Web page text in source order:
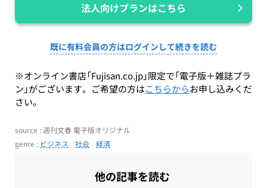
法人向けプランはこちら
既に有料会員の方はログインして続きを読む
※オンライン書店「Fujisan.co.jp」限定で「電子版＋雑誌プラ
ン」がございます。ご希望の方はこちらからお申し込みくだ
さい。
source : 週刊文春 電子版オリジナル
genre : ビジネス 社会 経済
他の記事を読む